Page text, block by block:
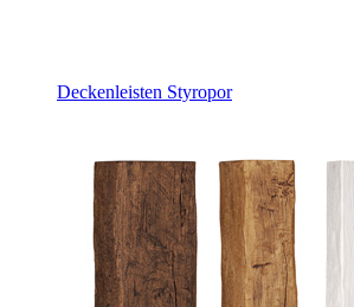
Deckenleisten Styropor